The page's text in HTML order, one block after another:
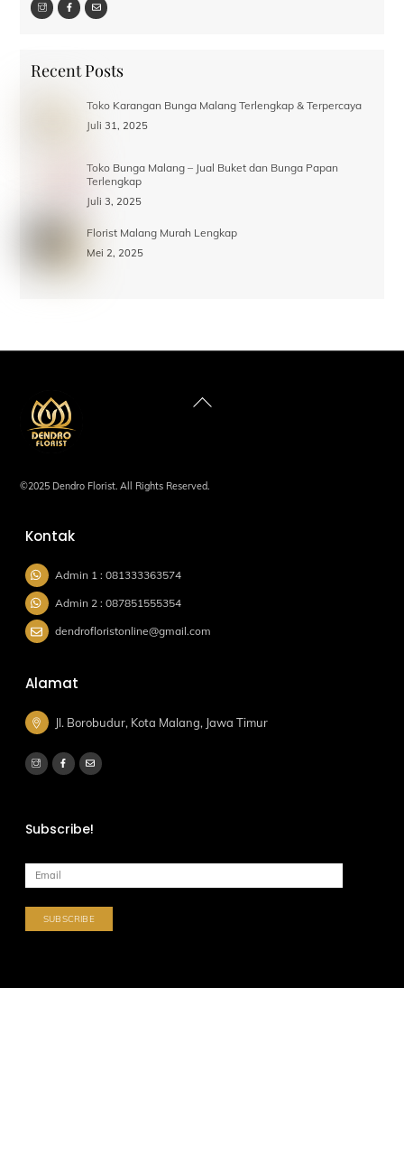
Recent Posts
Toko Karangan Bunga Malang Terlengkap & Terpercaya
Juli 31, 2025
Toko Bunga Malang – Jual Buket dan Bunga Papan
Terlengkap
Juli 3, 2025
Florist Malang Murah Lengkap
Mei 2, 2025
Back
©2025 Dendro Florist. All Rights Reserved.
Kontak
Admin 1 : 081333363574
Admin 2 : 087851555354
dendrofloristonline@gmail.com
Alamat
Jl. Borobudur, Kota Malang, Jawa Timur
Subscribe!